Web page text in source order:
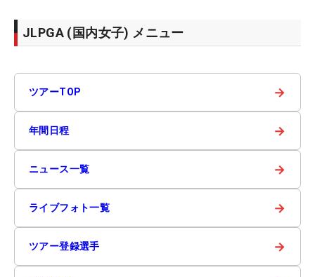
JLPGA (国内女子) メニュー
ツアーTOP →
年間日程 →
ニュース一覧 →
ライブフォト一覧 →
ツアー登録選手 →